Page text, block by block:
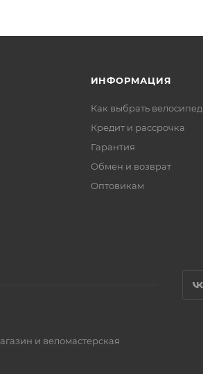
ИНФОРМАЦИЯ
Как выбрать велосипед
Кредит и рассрочка
Гарантия
Обмен и возврат
Оптовикам
и веломастерская